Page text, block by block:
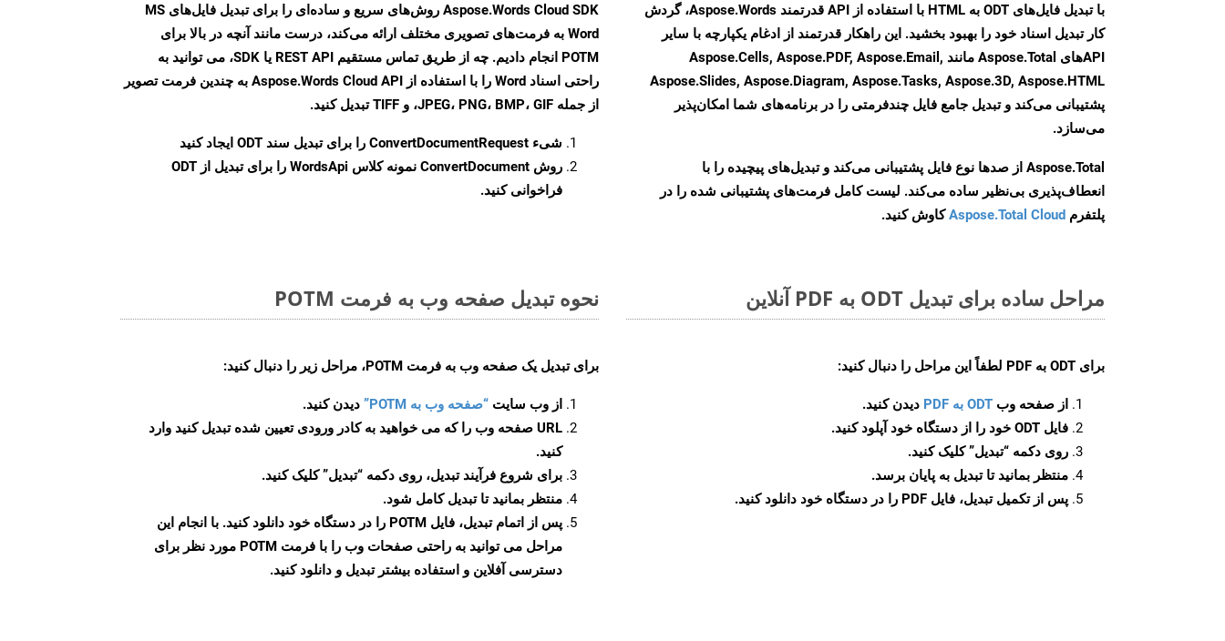
با تبدیل فایل‌های ODT به HTML با استفاده از API قدرتمند Aspose.Words، گردش
کار تبدیل اسناد خود را بهبود بخشید. این راهکار قدرتمند از ادغام یکپارچه با سایر
APIهای Aspose.Total مانند Aspose.Cells, Aspose.PDF, Aspose.Email,
Aspose.Slides, Aspose.Diagram, Aspose.Tasks, Aspose.3D, Aspose.HTML
پشتیبانی می‌کند و تبدیل جامع فایل چندفرمتی را در برنامه‌های شما امکان‌پذیر
می‌سازد.
Aspose.Total از صدها نوع فایل پشتیبانی می‌کند و تبدیل‌های پیچیده را با
انعطاف‌پذیری بی‌نظیر ساده می‌کند. لیست کامل فرمت‌های پشتیبانی شده را در
پلتفرم Aspose.Total Cloudکاوش کنید.
Aspose.Words Cloud SDK روش‌های سریع و ساده‌ای را برای تبدیل فایل‌های MS
Word به فرمت‌های تصویری مختلف ارائه می‌کند، درست مانند آنچه در بالا برای
POTM انجام دادیم. چه از طریق تماس مستقیم REST API یا SDK، می توانید به
راحتی اسناد Word را با استفاده از Aspose.Words Cloud API به چندین فرمت تصویر
از جمله JPEG، PNG، BMP، GIF، و TIFF تبدیل کنید.
شیء ConvertDocumentRequest را برای تبدیل سند ODT ایجاد کنید
روش ConvertDocument
نمونه کلاس WordsApi را برای تبدیل از ODT
فراخوانی کنید.
مراحل ساده برای تبدیل ODT به PDF آنلاین
برای ODT به PDF لطفاً این مراحل را دنبال کنید:
از صفحه وب ODT به PDF
دیدن کنید.
فایل ODT خود را از دستگاه خود آپلود کنید.
روی دکمه “تبدیل”کلیک کنید.
منتظر بمانید تا تبدیل به پایان برسد.
پس از تکمیل تبدیل، فایل PDF را در دستگاه خود دانلود کنید.
نحوه تبدیل صفحه وب به فرمت POTM
برای تبدیل یک صفحه وب به فرمت POTM، مراحل زیر را دنبال کنید:
از وب سایت “صفحه وب به POTM”
دیدن کنید.
URL صفحه وب را که می خواهید به کادر ورودی تعیین شده تبدیل کنید وارد
کنید.
برای شروع فرآیند تبدیل، روی دکمه “تبدیل” کلیک کنید.
منتظر بمانید تا تبدیل کامل شود.
پس از اتمام تبدیل، فایل POTM را در دستگاه خود دانلود کنید. با انجام این
مراحل می توانید به راحتی صفحات وب را با فرمت POTM مورد نظر برای
دسترسی آفلاین و استفاده بیشتر تبدیل و دانلود کنید.